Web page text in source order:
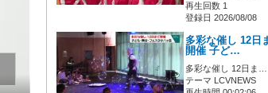
再生回数 1
登録日 2026/08/08
多彩な催し 12日
開催 子ど…
多彩な催し 12日ま…
テーマ LCVNEWS